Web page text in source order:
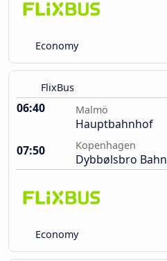
Economy
FlixBus
06:40 Malmö
Hauptbahnhof
07:50
Kopenhagen
Dybbølsbro
Economy